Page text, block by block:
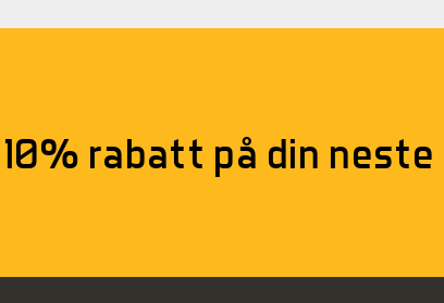
rabatt på din neste